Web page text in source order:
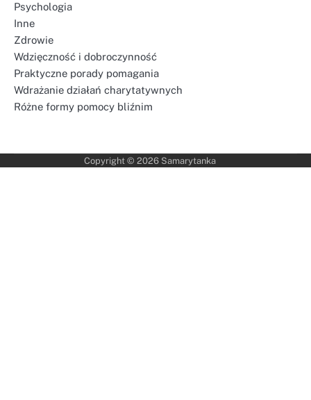
Psychologia
Inne
Zdrowie
Wdzięczność i dobroczynność
Praktyczne porady pomagania
Wdrażanie działań charytatywnych
Różne formy pomocy bliźnim
Copyright © 2026 Samarytanka